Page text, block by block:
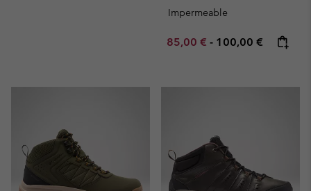
Impermeable
Minimum sale price:
85,00 € - Maximum price:
100,00 €